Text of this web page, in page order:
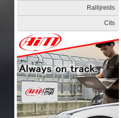
Rallijreids
Cits